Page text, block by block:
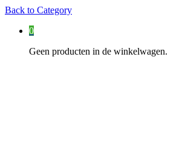
Back to Category
0
Geen producten in de winkelwagen.